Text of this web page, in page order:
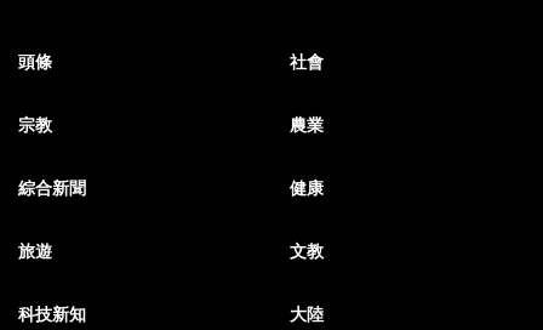
頭條 社會
宗教 農業
綜合新聞 健康
旅遊 文教
科技新知 大陸